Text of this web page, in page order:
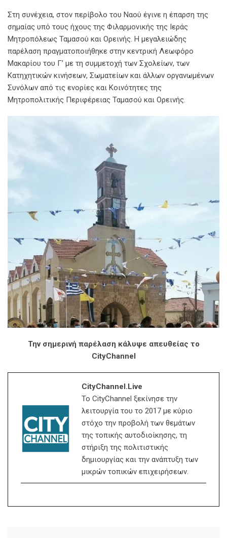
Στη συνέχεια, στον περίβολο του Ναού έγινε η έπαρση της
σημαίας υπό τους ήχους της Φιλαρμονικής της Ιεράς
Μητροπόλεως Ταμασού και Ορεινής. Η μεγαλειώδης
παρέλαση πραγματοποιήθηκε στην κεντρική Λεωφόρο
Μακαρίου του Γ’ με τη συμμετοχή των Σχολείων, των
Κατηχητικών κινήσεων, Σωματείων και άλλων οργανωμένων
Συνόλων από τις ενορίες και Κοινότητες της
Μητροπολιτικής Περιφέρειας Ταμασού και Ορεινής.
Την σημερινή παρέλαση κάλυψε απευθείας το
CityChannel
CityChannel.live
Το CityChannel ξεκίνησε την
λειτουργία του το 2017 με κύριο
στόχο την προβολή των θεμάτων
της τοπικής αυτοδιοίκησης, τη
στήριξη της πολιτιστικής
δημιουργίας και την ανάπτυξη των
μικρών τοπικών επιχειρήσεων.